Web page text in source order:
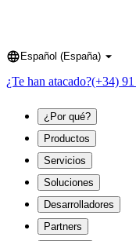
Language
Español (España)
¿Te han atacado?(+34)
¿Por qué?
Productos
Servicios
Soluciones
Desarrolladores
Partners